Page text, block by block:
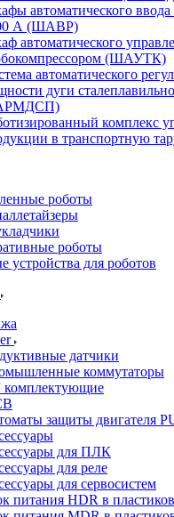
автоматического ввода
А (ШАВР)
автоматического
(ШАУТК)
автоматического
дуги
комплекс
в транспортную
роботы
роботы
устройства для роботов
датчики
коммутаторы
комплектующие
защиты двигателя
для ПЛК
для реле
для сервосистем
питания HDR в